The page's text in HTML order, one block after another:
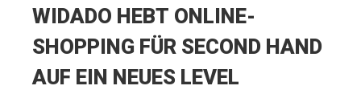
WIDADO HEBT ONLINE-
SHOPPING FÜR SECOND HAND
AUF EIN NEUES LEVEL